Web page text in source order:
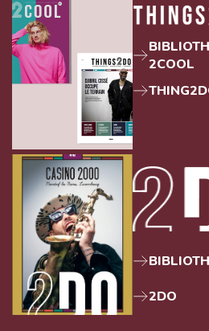
2COOL
2DO